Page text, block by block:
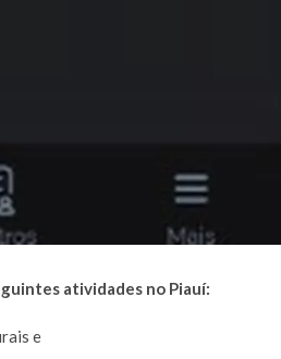
atividades no Piauí:
e